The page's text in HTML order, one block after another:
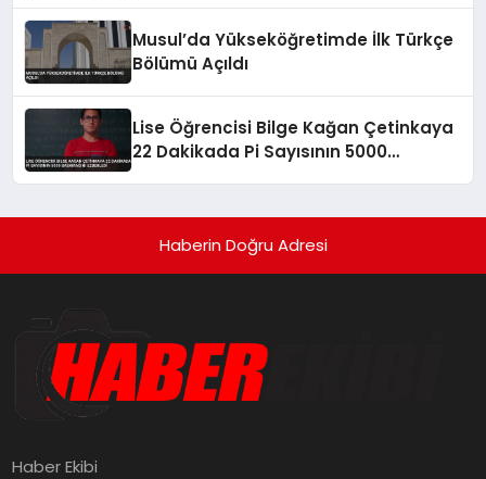
Musul’da Yükseköğretimde İlk Türkçe
Bölümü Açıldı
Lise Öğrencisi Bilge Kağan Çetinkaya
22 Dakikada Pi Sayısının 5000
Haberin Doğru Adresi
Haber Ekibi